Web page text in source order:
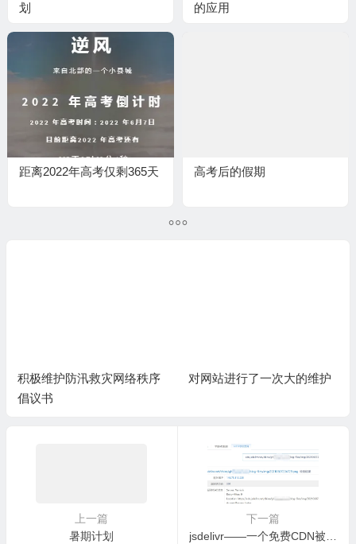
划
的应用
距离2022年高考仅剩365天 高考后的假期
积极维护防汛救灾网络秩序
倡议书
对网站进行了一次大的维护
上一篇
暑期计划
下一篇